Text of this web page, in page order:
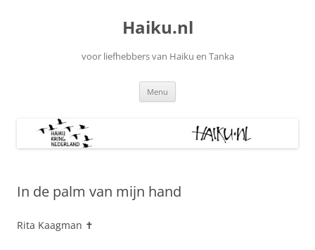
Haiku.nl
voor liefhebbers van Haiku en Tanka
Menu
In de palm van mijn hand
Rita Kaagman ✝